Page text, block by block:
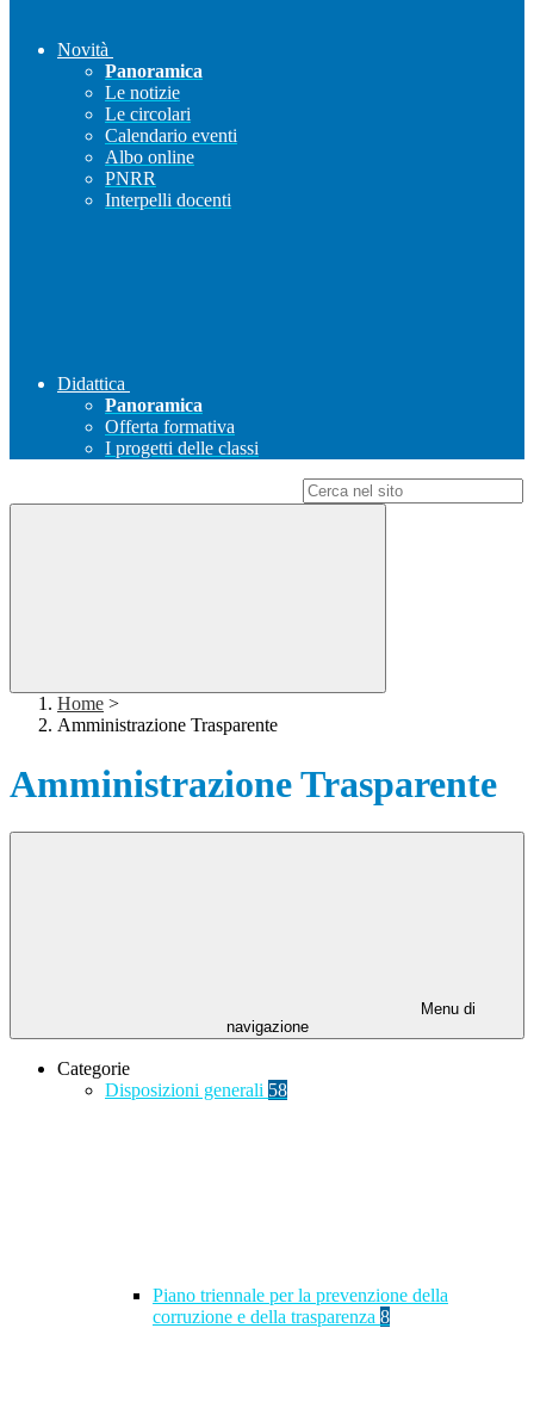
Novità
Panoramica
Le notizie
Le circolari
Calendario eventi
Albo online
PNRR
Interpelli docenti
Didattica
Panoramica
Offerta formativa
I progetti delle classi
Home >
Amministrazione Trasparente
Amministrazione Trasparente
Menu di
navigazione
Categorie
Disposizioni generali 58
Piano triennale per la prevenzione della
corruzione e della trasparenza 8